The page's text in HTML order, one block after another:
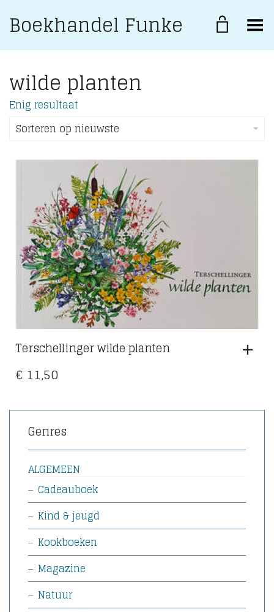
Boekhandel Funke Toggle Menu
wilde planten
Enig resultaat
Sorteren op nieuwste
Terschellinger wilde planten
€ 11,50
Genres
ALGEMEEN
Cadeauboek
Kind & jeugd
Kookboeken
Magazine
Natuur